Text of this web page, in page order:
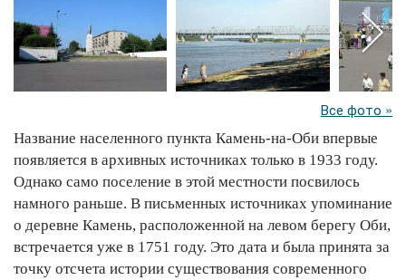
Все фото »
Название населенного пункта Камень-на-Оби впервые
появляется в архивных источниках только в 1933 году.
Однако само поселение в этой местности посвилось
намного раньше. В письменных источниках упоминание
о деревне Камень, расположенной на левом берегу Оби,
встречается уже в 1751 году. Это дата и была принята за
точку отсчета истории существования современного